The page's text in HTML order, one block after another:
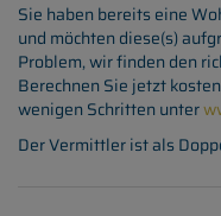
Sie haben bereits eine
und möchten diese(s)
Problem, wir finden den
Berechnen Sie jetzt
wenigen Schritten unter
Der Vermittler ist als